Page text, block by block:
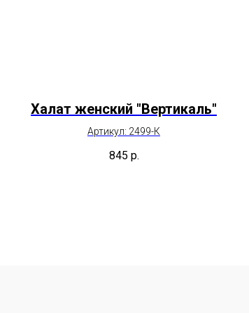
Халат женский "Вертикаль"
Артикул: 2499-К
845 р.